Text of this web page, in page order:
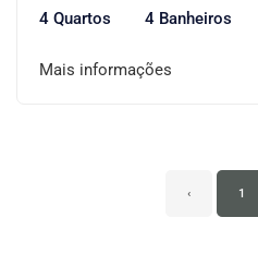
4 Quartos 4 Banheiros
Mais informações
‹ 1